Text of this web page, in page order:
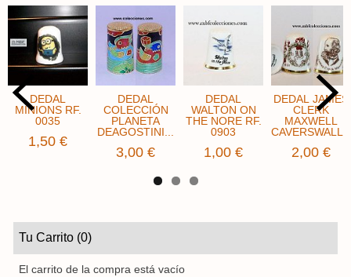
Tu Carrito (0)
El carrito de la compra está vacío
DEDAL
MINIONS RF.
0035
1,50 €
DEDAL
COLECCIÓN
PLANETA
DEAGOSTINI...
3,00 €
DEDAL
WALTON ON
THE NORE RF.
0903
1,00 €
DEDAL JAMES
CLERK
MAXWELL
2,00 €